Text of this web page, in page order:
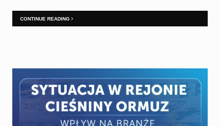
CONTINUE READING